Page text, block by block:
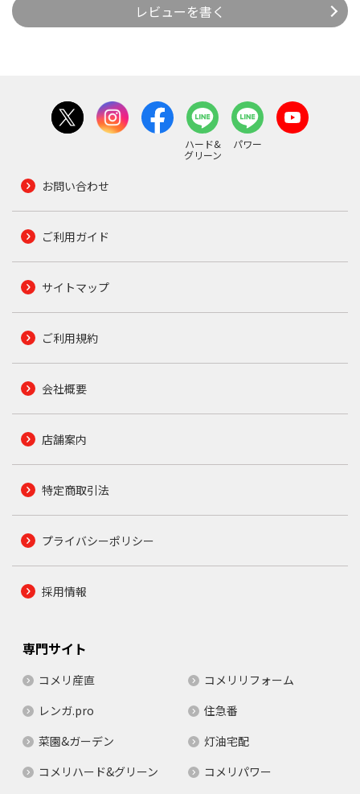
レビューを書く
ハード&
グリーン
パワー
お問い合わせ
ご利用ガイド
サイトマップ
ご利用規約
会社概要
店舗案内
特定商取引法
プライバシーポリシー
採用情報
専門サイト
コメリ産直
コメリリフォーム
レンガ.pro
住急番
菜園&ガーデン
灯油宅配
コメリハード&グリーン
コメリパワー